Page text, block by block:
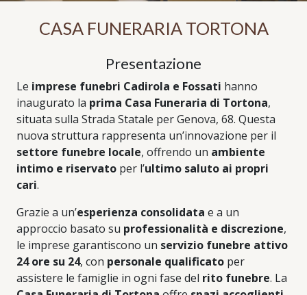
CASA FUNERARIA TORTONA
Presentazione
Le imprese funebri Cadirola e Fossati hanno
inaugurato la prima Casa Funeraria di Tortona,
situata sulla Strada Statale per Genova, 68. Questa
nuova struttura rappresenta un’innovazione per il
settore funebre locale, offrendo un ambiente
intimo e riservato per l’ultimo saluto ai propri
cari.
Grazie a un’esperienza consolidata e a un
approccio basato su professionalità e discrezione,
le imprese garantiscono un servizio funebre attivo
24 ore su 24, con personale qualificato per
assistere le famiglie in ogni fase del rito funebre. La